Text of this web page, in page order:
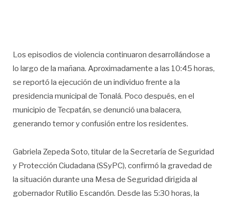
Los episodios de violencia continuaron desarrollándose a
lo largo de la mañana. Aproximadamente a las 10:45 horas,
se reportó la ejecución de un individuo frente a la
presidencia municipal de Tonalá. Poco después, en el
municipio de Tecpatán, se denunció una balacera,
generando temor y confusión entre los residentes.
Gabriela Zepeda Soto, titular de la Secretaría de Seguridad
y Protección Ciudadana (SSyPC), confirmó la gravedad de
la situación durante una Mesa de Seguridad dirigida al
gobernador Rutilio Escandón. Desde las 5:30 horas, la